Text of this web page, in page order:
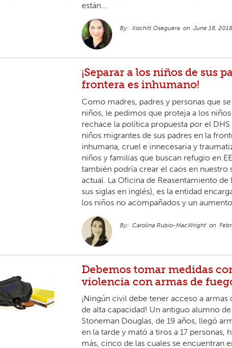
están...
Xochitl Oseguera June 16, 2018
¡Separar a los niños de sus
frontera es inhumano!
Como madres, padres y personas que
niños, le pedimos que proteja a los
rechace la política propuesta por el DHS
niños migrantes de sus padres en la
inhumana, cruel e innecesaria y
niños y familias que buscan refugio en
también podría crear el caos en nuestro
actual. La Oficina de Reasentamiento de
sus siglas en inglés), es la entidad
los niños no acompañados y un
Carolina Rubio-MacWright
Debemos tomar medidas
violencia con armas de
¡Ningún civil debe tener acceso a armas
de alta capacidad! Un antiguo alumno
Stoneman Douglas, de 19 años, llegó
en la tarde y mató a tiros a 17 personas,
más, cinco de las cuales se encuentran